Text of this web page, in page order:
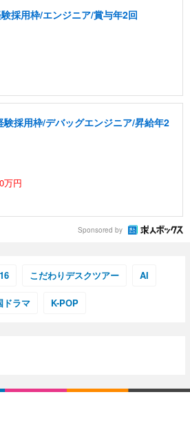
採用枠/エンジニア/賞与年2回
験採用枠/デバッグエンジニア/昇給年2
万円
Sponsored by
こだわりデスクツアー AI
ドラマ K-POP